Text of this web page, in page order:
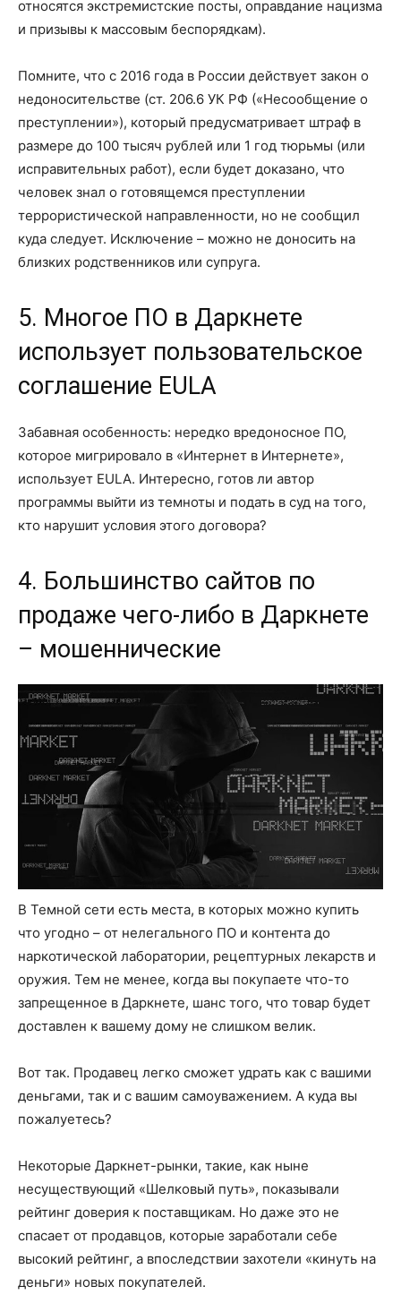
относятся экстремистские посты, оправдание нацизма
и призывы к массовым беспорядкам).
Помните, что с 2016 года в России действует закон о
недоносительстве (ст. 206.6 УК РФ («Несообщение о
преступлении»), который предусматривает штраф в
размере до 100 тысяч рублей или 1 год тюрьмы (или
исправительных работ), если будет доказано, что
человек знал о готовящемся преступлении
террористической направленности, но не сообщил
куда следует. Исключение – можно не доносить на
близких родственников или супруга.
5. Многое ПО в Даркнете
использует пользовательское
соглашение EULA
Забавная особенность: нередко вредоносное ПО,
которое мигрировало в «Интернет в Интернете»,
использует EULA. Интересно, готов ли автор
программы выйти из темноты и подать в суд на того,
кто нарушит условия этого договора?
4. Большинство сайтов по
продаже чего-либо в Даркнете
– мошеннические
В Темной сети есть места, в которых можно купить
что угодно – от нелегального ПО и контента до
наркотической лаборатории, рецептурных лекарств и
оружия. Тем не менее, когда вы покупаете что-то
запрещенное в Даркнете, шанс того, что товар будет
доставлен к вашему дому не слишком велик.
Вот так. Продавец легко сможет удрать как с вашими
деньгами, так и с вашим самоуважением. А куда вы
пожалуетесь?
Некоторые Даркнет-рынки, такие, как ныне
несуществующий «Шелковый путь», показывали
рейтинг доверия к поставщикам. Но даже это не
спасает от продавцов, которые заработали себе
высокий рейтинг, а впоследствии захотели «кинуть на
деньги» новых покупателей.